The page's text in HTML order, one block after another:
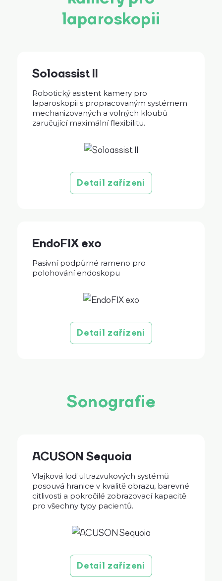
laparoskopii
Soloassist II
Robotický asistent kamery pro
laparoskopii s propracovaným systémem
mechanizovaných a volných kloubů
zaručující maximální flexibilitu.
Detail zařízení
EndoFIX exo
Pasivní podpůrné rameno pro
polohování endoskopu
Detail zařízení
Sonografie
ACUSON Sequoia
Vlajková loď ultrazvukových systémů
posouvá hranice v kvalitě obrazu, barevné
citlivosti a pokročilé zobrazovací kapacitě
pro všechny typy pacientů.
Detail zařízení